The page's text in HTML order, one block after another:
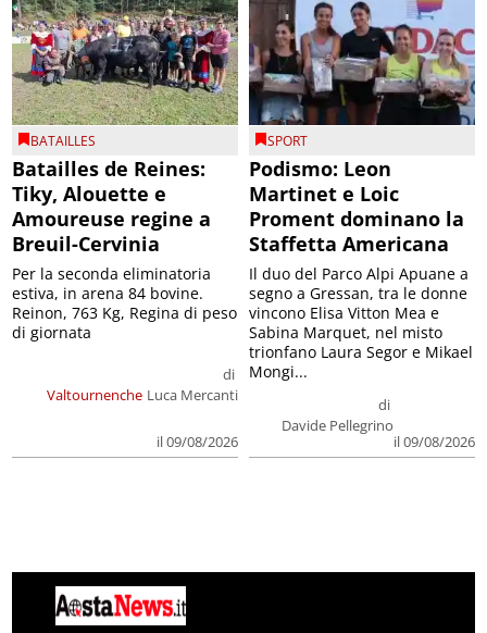
BATAILLES
Batailles de Reines:
Tiky, Alouette e
Amoureuse regine a
Breuil-Cervinia
Valtournenche
di
Luca Mercanti
il 09/08/2026
Per la seconda eliminatoria
estiva, in arena 84 bovine.
Reinon, 763 Kg, Regina di peso
di giornata
SPORT
Podismo: Leon
Martinet e Loic
Proment dominano la
Staffetta Americana
di
Davide Pellegrino
il 09/08/2026
Il duo del Parco Alpi Apuane a
segno a Gressan, tra le donne
vincono Elisa Vitton Mea e
Sabina Marquet, nel misto
trionfano Laura Segor e Mikael
Mongi...